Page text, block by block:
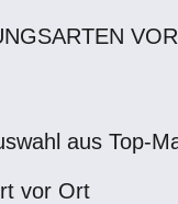
aus Top-
vor Ort